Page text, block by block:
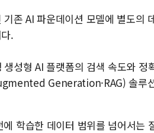
존 AI 파운데이션 모델에 별도의
.
성형 AI 플랫폼의 검색 속도와
Generation·RAG) 솔루
에 학습한 데이터 범위를 넘어서는